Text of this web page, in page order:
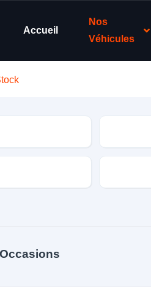
Accueil
Nos
Véhicules
Occasions